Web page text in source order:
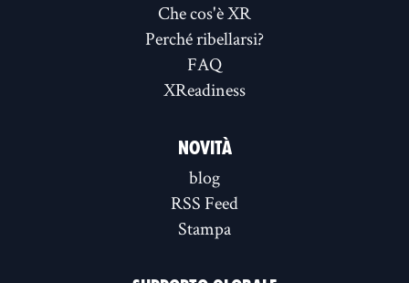
Che cos'è XR
Perché ribellarsi?
FAQ
XReadiness
NOVITÀ
blog
RSS Feed
Stampa